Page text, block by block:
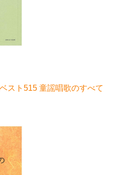
スト515 童謡唱歌のすべて